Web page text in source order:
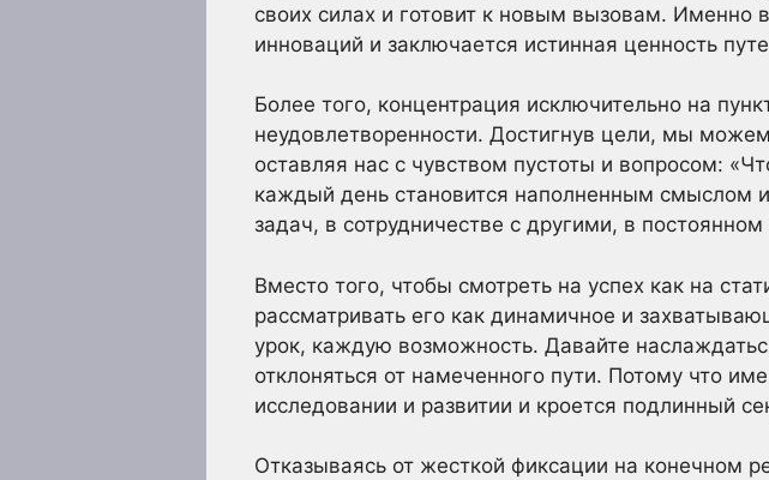
своих силах и готовит к новым вызовам. Именно
инноваций и заключается истинная ценность
Более того, концентрация исключительно на
неудовлетворенности. Достигнув цели, мы
оставляя нас с чувством пустоты и вопросом:
каждый день становится наполненным смыслом
задач, в сотрудничестве с другими, в
Вместо того, чтобы смотреть на успех как на
рассматривать его как динамичное и
урок, каждую возможность. Давайте
отклоняться от намеченного пути. Потому что
исследовании и развитии и кроется подлинный
Отказываясь от жесткой фиксации на конечном